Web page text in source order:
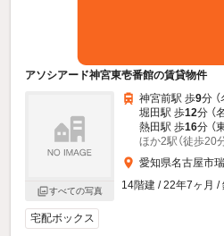
アソシアード神宮東壱番館の賃貸物件
すべての写真
神宮前駅 歩9分
堀田駅 歩12分 （
熱田駅 歩16分 （
ほか2駅（徒歩20
愛知県名古屋市
14階建 / 22年7ヶ月 /
宅配ボックス